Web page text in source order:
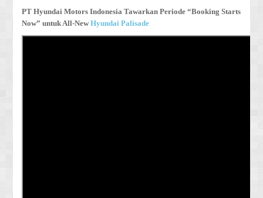
PT Hyundai Motors Indonesia Tawarkan Periode “Booking Starts
Now” untuk All-New Hyundai Palisade